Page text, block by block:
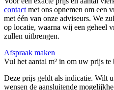
contact met ons opnemen om een
met één van onze adviseurs. We
op locatie, waarna wij een geheel
zullen uitbrengen.
Afspraak maken
Vul het aantal m² in om uw prijs te
Deze prijs geldt als indicatie. Wilt
wensen de aansluitende